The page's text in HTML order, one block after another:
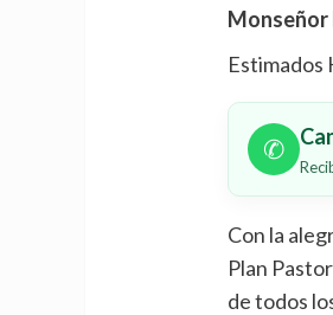
Monseñor
Estimados
✆
Con la
Plan
de todos